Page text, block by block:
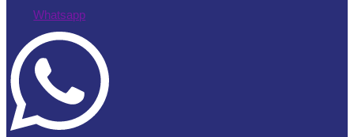
Whatsapp